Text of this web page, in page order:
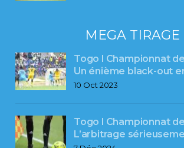
MEGA TIRAGE
Togo l Championnat
Un énième black-out
10 Oct 2023
Togo l Championnat de
L’arbitrage